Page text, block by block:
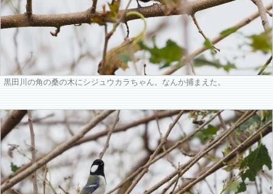
黒田川の角の桑の木にシジュウカラちゃん。なんか捕まえた。